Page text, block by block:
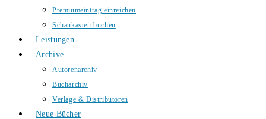
Premiumeintrag einreichen
Schaukasten buchen
Leistungen
Archive
Autorenarchiv
Bucharchiv
Verlage & Distributoren
Neue Bücher